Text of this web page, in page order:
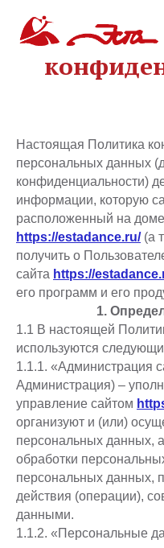
Настоящая Политика
персональных данных
конфиденциальности)
информации, которую
расположенный на
https://estadance.ru/ (а
получить о
сайта https://
его программ и его
1.
1.1 В настоящей
используются
1.1.1. «Администрация
Администрация) –
управление сайтом
организуют и (или)
персональных данных,
обработки
персональных данных,
действия (операции),
данными.
1.1.2. «Персональные